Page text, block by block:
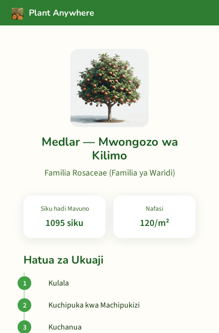
Plant Anywhere
Medlar — Mwongozo wa
Kilimo
Familia Rosaceae (Familia ya Waridi)
Siku hadi Mavuno
1095 siku
Nafasi
120/m²
Hatua za Ukuaji
Kulala
Kuchipuka kwa Machipukizi
Kuchanua